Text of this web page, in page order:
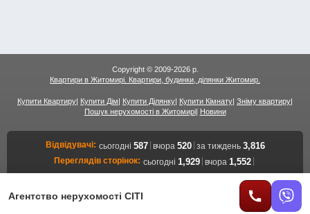
Агентство нерухомості СІТІ
Copyright © 2009-2026 р.
Квартири в Житомирі. Квартири, будинки, ділянки Житомир.
Купити Квартиру| Купити Дім| Купити Ділянку| Купити Кімнату| Зніму квартиру|
Пошук нерухомості в Житомирі| Новини
Відвідувачі: сьогодні 587 | вчора 520 | за тиждень 3,816
Переглядів сторінок: сьогодні 1,929 | вчора 1,552 |
Переглядів об'єктів: сьогодні за тиждень 7,825